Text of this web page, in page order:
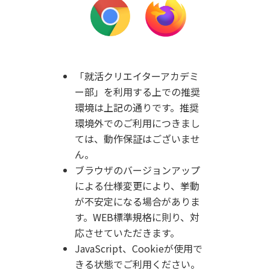
「就活クリエイターアカデミ
ー部」を利用する上での推奨
環境は上記の通りです。 推奨
環境外でのご利用につきまし
ては、動作保証はございませ
ん。
ブラウザのバージョンアップ
による仕様変更により、挙動
が不安定になる場合がありま
す。WEB標準規格に則り、対
応させていただきます。
JavaScript、Cookieが使用で
きる状態でご利用ください。